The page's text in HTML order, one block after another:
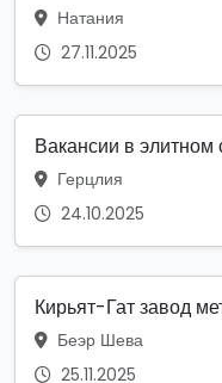
Натания
27.11.2025
Вакансии в элитном
Герцлия
24.10.2025
Кирьят-Гат завод
Беэр Шева
25.11.2025